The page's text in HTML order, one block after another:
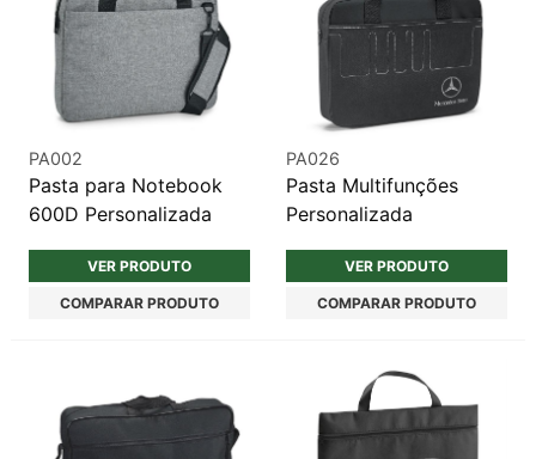
PA002
Pasta para Notebook
600D Personalizada
VER PRODUTO
COMPARAR PRODUTO
PA026
Pasta Multifunções
Personalizada
VER PRODUTO
COMPARAR PRODUTO